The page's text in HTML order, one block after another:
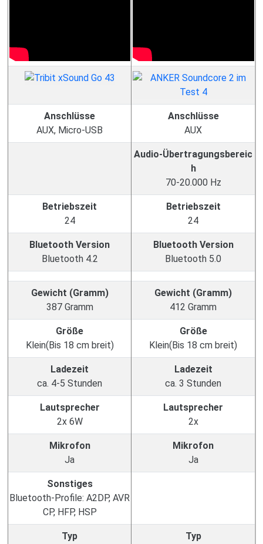
Anschlüsse
AUX, Micro-USB
Anschlüsse
AUX
Audio-Übertragungsbereic
h
70-20.000 Hz
Betriebszeit
24
Betriebszeit
24
Bluetooth Version
Bluetooth 4.2
Bluetooth Version
Bluetooth 5.0
Gewicht (Gramm)
387 Gramm
Gewicht (Gramm)
412 Gramm
Größe
Klein(Bis 18 cm breit)
Größe
Klein(Bis 18 cm breit)
Ladezeit
ca. 4-5 Stunden
Ladezeit
ca. 3 Stunden
Lautsprecher
2x 6W
Lautsprecher
2x
Mikrofon
Ja
Mikrofon
Ja
Sonstiges
Bluetooth-Profile: A2DP, AVR
CP, HFP, HSP
Typ
Typ